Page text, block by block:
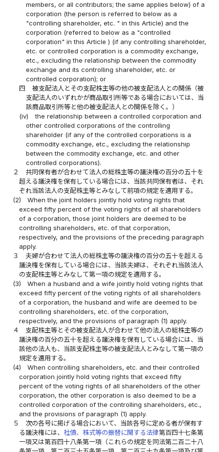
members, or all contributors; the same applies below) of a
corporation (the person is referred to below as a
"controlling shareholder, etc. " in this Article) and the
corporation (referred to below as a "controlled
corporation" in this Article ) (if any controlling shareholder,
etc. or controlled corporation is a commodity exchange,
etc., excluding the relationship between the commodity
exchange and its controlling shareholder, etc. or
controlled corporation); or
四
被支配法人とその支配株主等の他の被支配法人との関係（被
支配法人のいずれかが商品取引所等である場合においては、当
該商品取引所等と他の被支配法人との関係を除く。）
(iv)
the relationship between a controlled corporation and
other controlled corporations of the controlling
shareholder (if any of the controlled corporations is a
commodity exchange, etc., excluding the relationship
between the commodity exchange, etc. and other
controlled corporations).
２
共同保有者が合わせて法人の総株主等の議決権の百分の五十を
超える議決権を保有している場合には、当該共同保有者は、それ
ぞれ当該法人の支配株主等とみなして前項の規定を適用する。
(2)
When the joint holders jointly hold voting rights that
exceed fifty percent of the voting rights of all shareholders
of a corporation, those joint holders are deemed to be
controlling shareholders, etc. of that corporation,
respectively, and the provisions of the preceding paragraph
apply.
３
夫婦が合わせて法人の総株主等の議決権の百分の五十を超える
議決権を保有している場合には、当該夫婦は、それぞれ当該法人
の支配株主等とみなして第一項の規定を適用する。
(3)
When a husband and a wife jointly hold voting rights that
exceed fifty percent of the voting rights of all shareholders
of a corporation, the husband and wife are deemed to be
controlling shareholders, etc. of the corporation,
respectively, and the provisions of paragraph (1) apply.
４
支配株主等とその被支配法人が合わせて他の法人の総株主等の
議決権の百分の五十を超える議決権を保有している場合には、当
該他の法人も、当該支配株主等の被支配法人とみなして第一項の
規定を適用する。
(4)
When controlling shareholders, etc. and their controlled
corporation jointly hold voting rights that exceed fifty
percent of the voting rights of all shareholders of the other
corporation, the other corporation is also deemed to be a
controlled corporation of the controlling shareholders, etc.,
and the provisions of paragraph (1) apply.
５
次の各号に掲げる場合において、当該各号に定める者が保有す
る議決権には、社債、株式等の振替に関する法律第百四十七条第
一項又は第百四十八条第一項（これらの規定を同法第二百二十八